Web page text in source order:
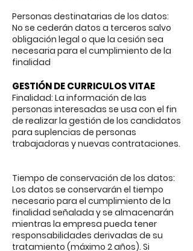
Personas destinatarias de los datos:
No se cederán datos a terceros salvo
obligación legal o que la cesión sea
necesaria para el cumplimiento de la
finalidad
GESTIÓN DE CURRICULOS VITAE
Finalidad: La información de las
personas interesadas se usa con el fin
de realizar la gestión de los candidatos
para suplencias de personas
trabajadoras y nuevas contrataciones.
Tiempo de conservación de los datos:
Los datos se conservarán el tiempo
necesario para el cumplimiento de la
finalidad señalada y se almacenarán
mientras la empresa pueda tener
responsabilidades derivadas de su
tratamiento (máximo 2 años). Si